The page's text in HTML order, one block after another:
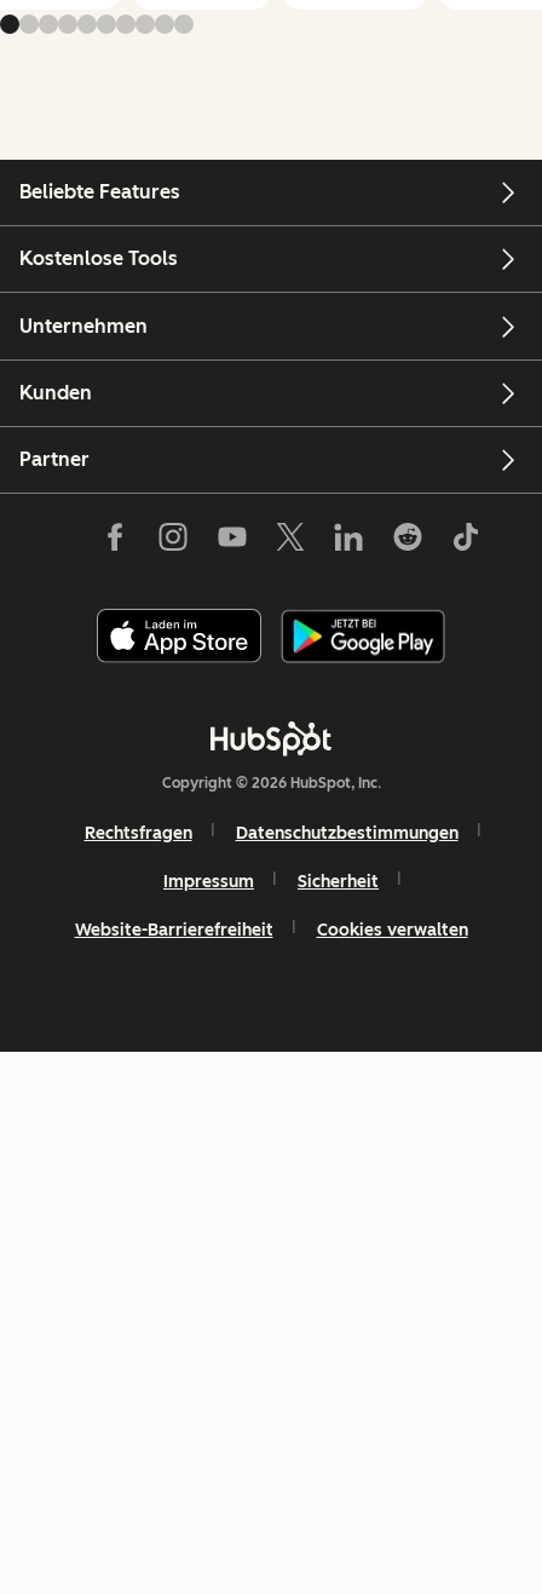
Beliebte Features
Kostenlose Tools
Unternehmen
Kunden
Partner
Copyright © 2026 HubSpot, Inc.
Rechtsfragen Datenschutzbestimmungen
Impressum Sicherheit
Website-Barrierefreiheit Cookies verwalten